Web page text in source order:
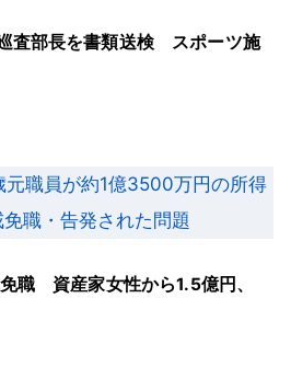
査部長を書類送検 スポーツ施
職 資産家女性から1.5億円、